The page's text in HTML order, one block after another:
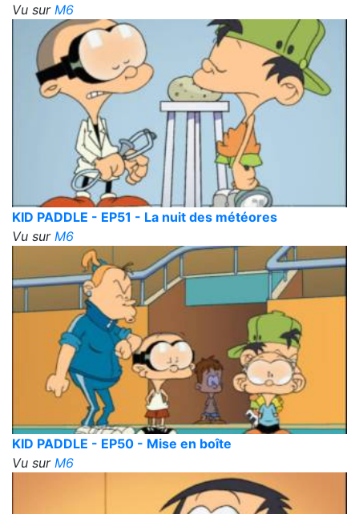
Vu sur M6
KID PADDLE - EP51 - La nuit des météores
Vu sur M6
KID PADDLE - EP50 - Mise en boîte
Vu sur M6